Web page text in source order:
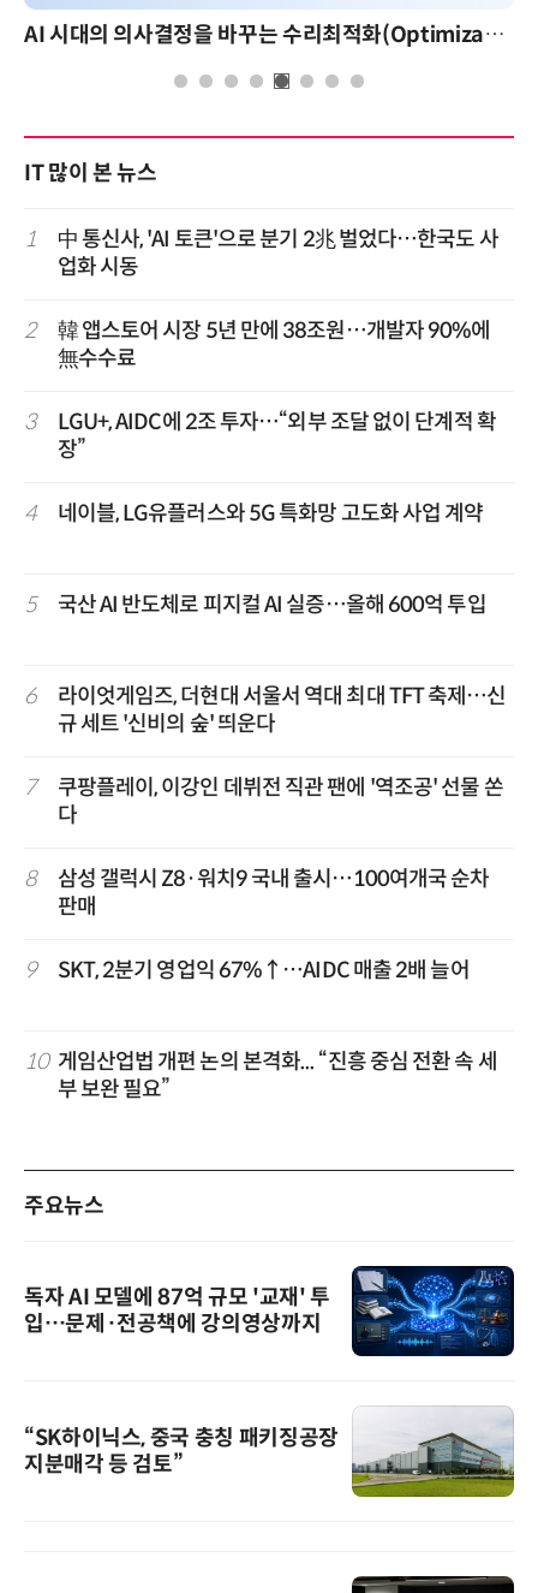
AI 시대의 의사결정을 바꾸는 수리최적화(Optimization): 실제 산업 적용 사례와 활용 전략
IT 많이 본 뉴스
1
中 통신사, 'AI 토큰'으로 분기 2兆 벌었다…한국도 사
업화 시동
2
韓 앱스토어 시장 5년 만에 38조원…개발자 90%에
無수수료
3
LGU+, AIDC에 2조 투자…“외부 조달 없이 단계적 확
장”
4 네이블, LG유플러스와 5G 특화망 고도화 사업 계약
5 국산 AI 반도체로 피지컬 AI 실증…올해 600억 투입
6
라이엇게임즈, 더현대 서울서 역대 최대 TFT 축제…신
규 세트 '신비의 숲' 띄운다
7
쿠팡플레이, 이강인 데뷔전 직관 팬에 '역조공' 선물 쏜
다
8
삼성 갤럭시 Z8·워치9 국내 출시…100여개국 순차
판매
9 SKT, 2분기 영업익 67%↑…AIDC 매출 2배 늘어
10 게임산업법 개편 논의 본격화... “진흥 중심 전환 속 세
부 보완 필요”
주요뉴스
독자 AI 모델에 87억 규모 '교재' 투
입…문제·전공책에 강의영상까지
“SK하이닉스, 중국 충칭 패키징공장
지분매각 등 검토”